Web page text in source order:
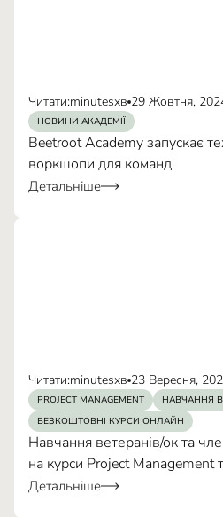
підключення (FTTH /
за
Нагороди
Читати:minutesхв 29 Жовтня,
НОВИНИ АКАДЕМІЇ
Beetroot Academy запускає
воркшопи для команд
Детальніше
Читати:minutesхв 23 Вересня,
PROJECT MANAGEMENT НАВЧАННЯ В
БЕЗКОШТОВНІ КУРСИ ОНЛАЙН
Навчання ветеранів/ок та
на курси Project
Детальніше